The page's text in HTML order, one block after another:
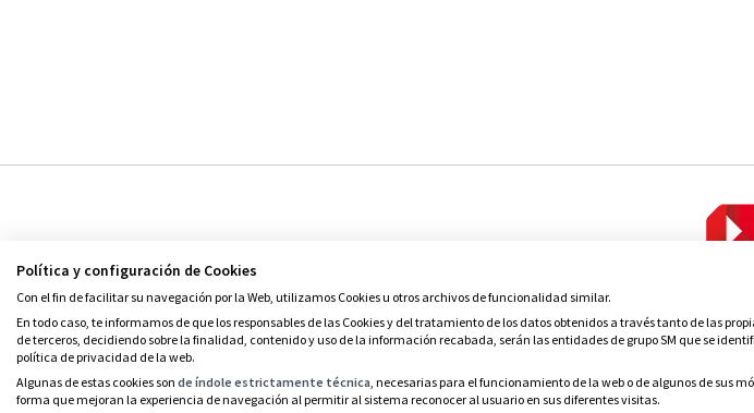
Política y configuración de Cookies
Con el fin de facilitar su navegación por la Web, utilizamos Cookies u otros archivos de funcionalidad similar.
En todo caso, te informamos de que los responsables de las Cookies y del tratamiento de los datos obtenidos a través tanto de las
de terceros, decidiendo sobre la finalidad, contenido y uso de la información recabada, serán las entidades de grupo SM que se
política de privacidad de la web.
Algunas de estas cookies son de índole estrictamente técnica, necesarias para el funcionamiento de la web o de algunos de sus
forma que mejoran la experiencia de navegación al permitir al sistema reconocer al usuario en sus diferentes visitas.